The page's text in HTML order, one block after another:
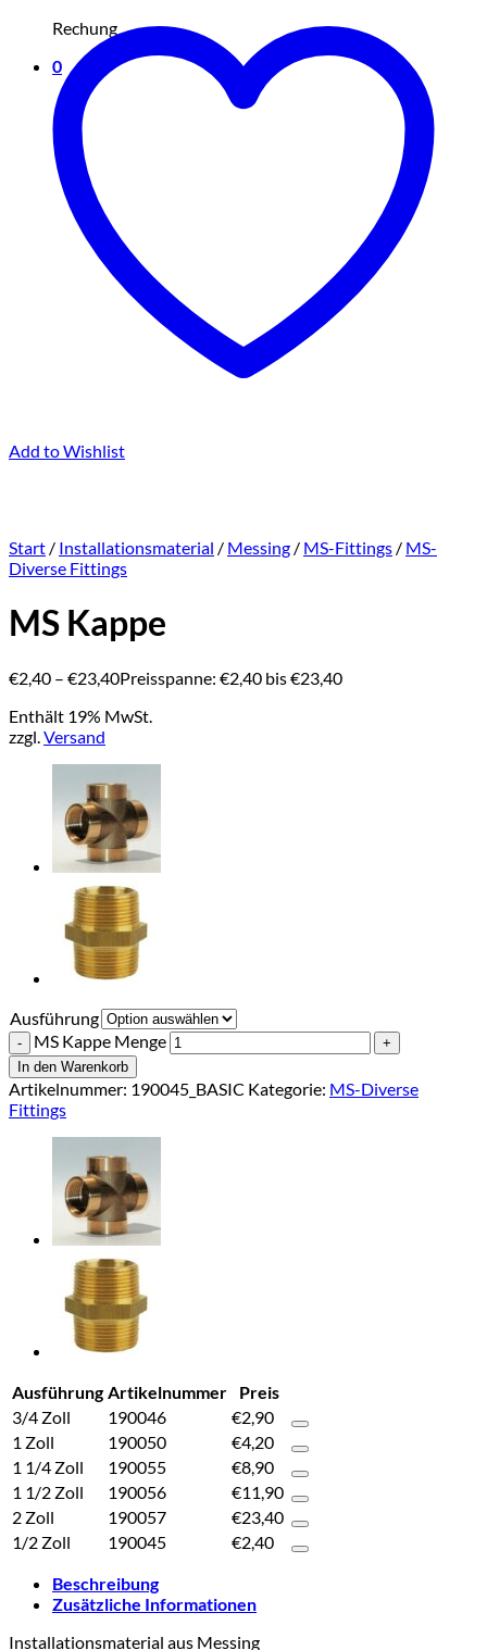
Rechung
0
Add to Wishlist
Start / Installationsmaterial / Messing / MS-Fittings / MS-
Diverse Fittings
MS Kappe
€2,40 – €23,40Preisspanne: €2,40 bis €23,40
Enthält 19% MwSt.
zzgl.Versand
Ausführung
MS Kappe Menge
In den Warenkorb
Artikelnummer: 190045_BASIC Kategorie: MS-Diverse
Fittings
Ausführung Artikelnummer
Preis
3/4 Zoll
190046 €2,90
1 Zoll
190050 €4,20
1 1/4 Zoll
190055 €8,90
1 1/2 Zoll
190056 €11,90
2 Zoll
190057 €23,40
1/2 Zoll
190045 €2,40
Beschreibung
Zusätzliche Informationen
Installationsmaterial aus Messing